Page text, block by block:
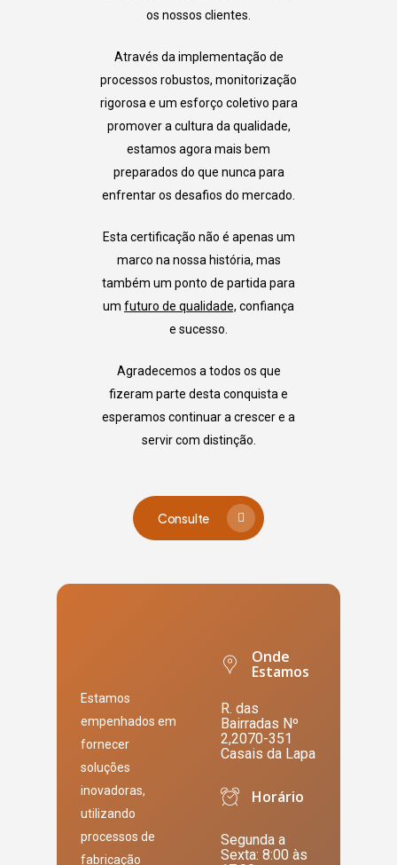
os nossos clientes.
Através da implementação de
processos robustos, monitorização
rigorosa e um esforço coletivo para
promover a cultura da qualidade,
estamos agora mais bem
preparados do que nunca para
enfrentar os desafios do mercado.
Esta certificação não é apenas um
marco na nossa história, mas
também um ponto de partida para
um futuro de qualidade, confiança
e sucesso.
Agradecemos a todos os que
fizeram parte desta conquista e
esperamos continuar a crescer e a
servir com distinção.
Consulte
Estamos
empenhados em
fornecer
soluções
inovadoras,
utilizando
processos de
fabricação
Onde
Estamos
R. das
Bairradas Nº
2,2070-351
Casais da Lapa
Horário
Segunda a
Sexta: 8:00 às